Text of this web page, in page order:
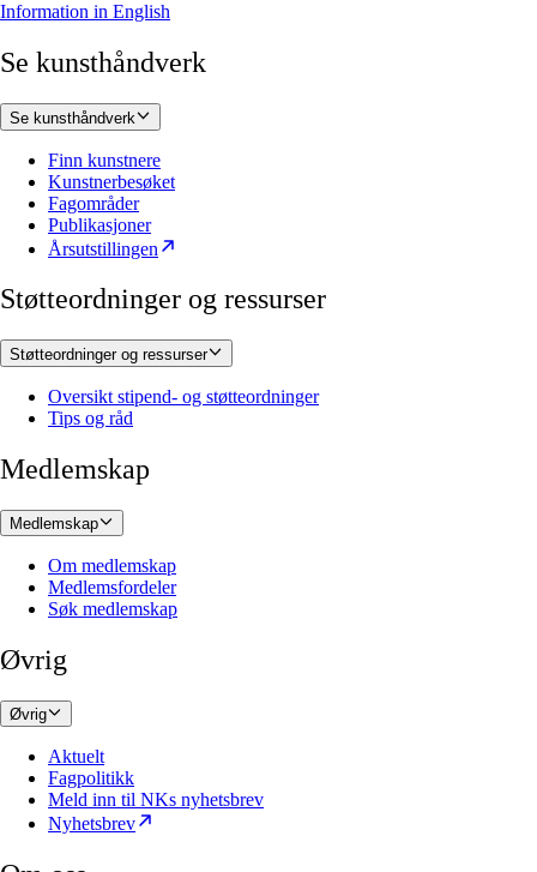
Information in English
Se kunsthåndverk
Se kunsthåndverk
Finn kunstnere
Kunstnerbesøket
Fagområder
Publikasjoner
Årsutstillingen
Støtteordninger og ressurser
Støtteordninger og ressurser
Oversikt stipend- og støtteordninger
Tips og råd
Medlemskap
Medlemskap
Om medlemskap
Medlemsfordeler
Søk medlemskap
Øvrig
Øvrig
Aktuelt
Fagpolitikk
Meld inn til NKs nyhetsbrev
Nyhetsbrev